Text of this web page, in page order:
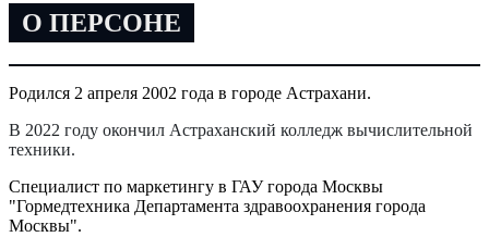
О ПЕРСОНЕ
Родился 2 апреля 2002 года в городе Астрахани.
В 2022 году окончил Астраханский колледж вычислительной
техники.
Специалист по маркетингу в ГАУ города Москвы
"Гормедтехника Департамента здравоохранения города
Москвы".